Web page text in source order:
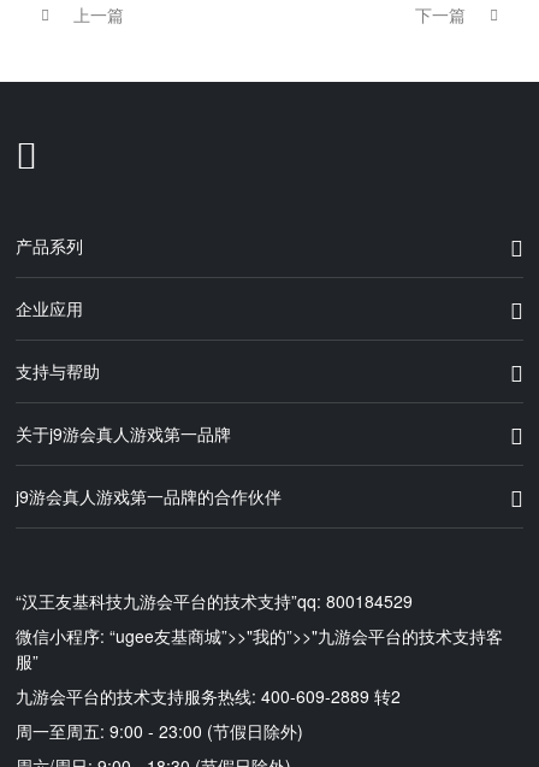
上一篇 下一篇
产品系列
企业应用
支持与帮助
关于j9游会真人游戏第一品牌
j9游会真人游戏第一品牌的合作伙伴
“汉王友基科技九游会平台的技术支持”qq: 800184529
微信小程序: “ugee友基商城”>>"我的”>>"九游会平台的技术支持客
服”
九游会平台的技术支持服务热线: 400-609-2889 转2
周一至周五: 9:00 - 23:00 (节假日除外)